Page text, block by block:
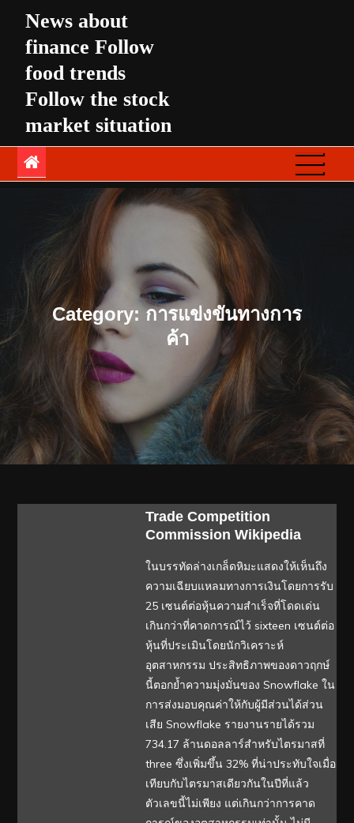
content
News about
finance Follow
food trends
Follow the stock
market situation
Category:การแข่งขันทางการ
ค้า
Trade Competition
Commission Wikipedia
ในบรรทัดล่างเกล็ดหิมะแสดงให้เห็นถึง
ความเฉียบแหลมทางการเงินโดยการรับ
25 เซนต์ต่อหุ้นความสำเร็จที่โดดเด่น
เกินกว่าที่คาดการณ์ไว้ sixteen เซนต์ต่อ
หุ้นที่ประเมินโดยนักวิเคราะห์
อุตสาหกรรม ประสิทธิภาพของดาวฤกษ์
นี้ตอกย้ำความมุ่งมั่นของ Snowflake ใน
การส่งมอบคุณค่าให้กับผู้มีส่วนได้ส่วน
เสีย Snowflake รายงานรายได้รวม
734.17 ล้านดอลลาร์สำหรับไตรมาสที่
three ซึ่งเพิ่มขึ้น 32% ที่น่าประทับใจเมื่อ
เทียบกับไตรมาสเดียวกันในปีที่แล้ว
ตัวเลขนี้ไม่เพียง แต่เกินกว่าการคาด